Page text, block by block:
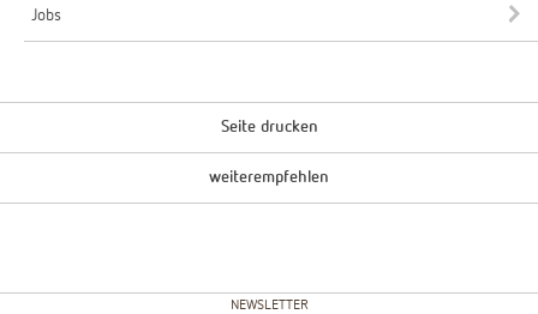
Jobs
Seite drucken
weiterempfehlen
NEWSLETTER